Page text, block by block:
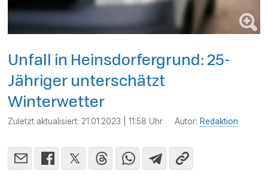
Unfall in Heinsdorfergrund: 25-
Jähriger unterschätzt
Winterwetter
Zuletzt aktualisiert: 21.01.2023 | 11:58 Uhr Autor: Redaktion